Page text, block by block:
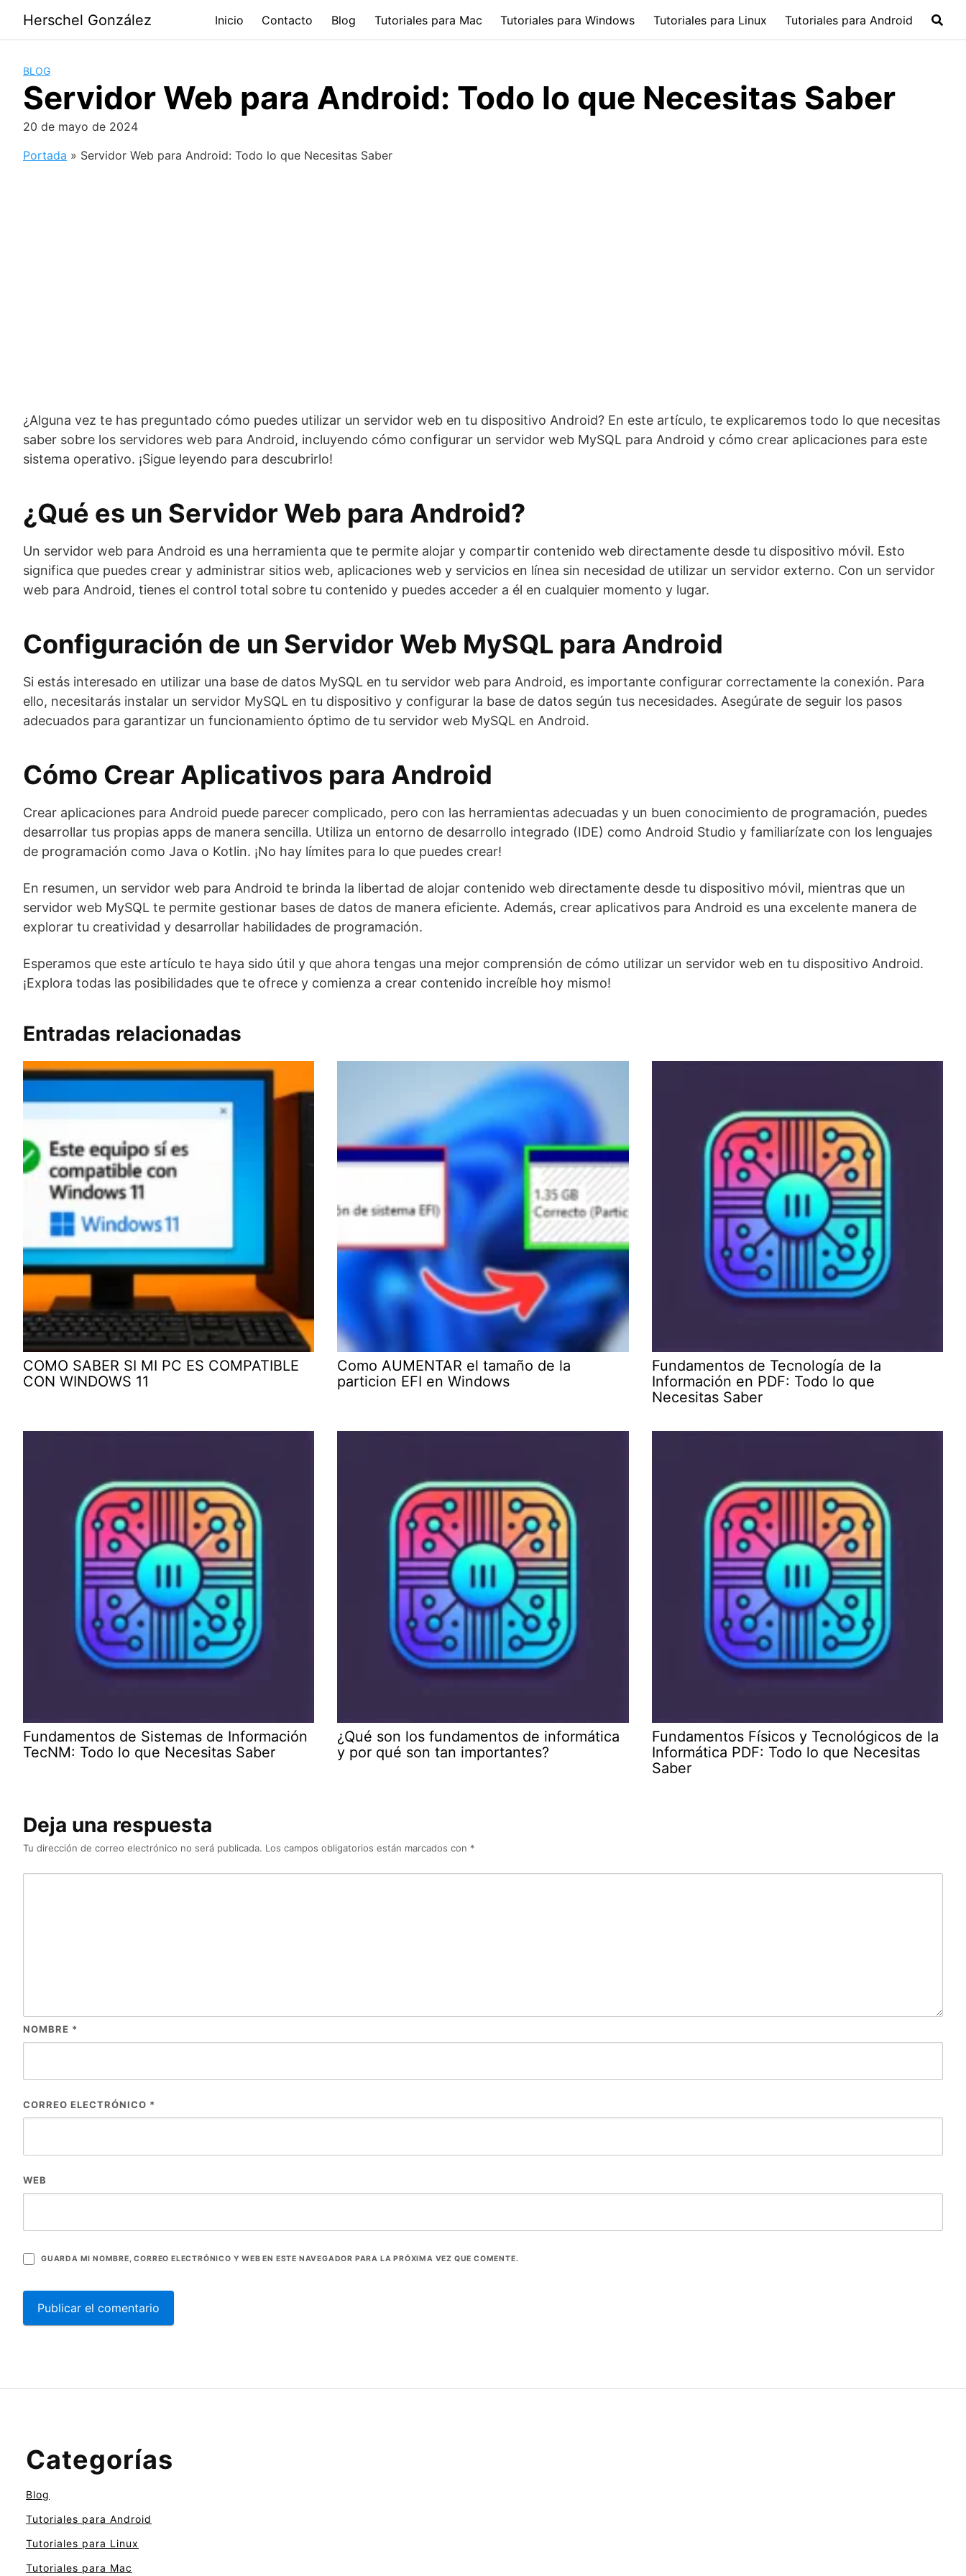
contenido
Herschel González Inicio Contacto Blog Tutoriales para Mac Tutoriales para Windows Tutoriales para Linux Tutoriales para Android
BLOG
Servidor Web para Android: Todo lo que Necesitas Saber
20 de mayo de 2024
Portada » Servidor Web para Android: Todo lo que Necesitas Saber
¿Alguna vez te has preguntado cómo puedes utilizar un servidor web en tu dispositivo Android? En este artículo, te explicaremos todo lo que necesitas
saber sobre los servidores web para Android, incluyendo cómo configurar un servidor web MySQL para Android y cómo crear aplicaciones para este
sistema operativo. ¡Sigue leyendo para descubrirlo!
¿Qué es un Servidor Web para Android?
Un servidor web para Android es una herramienta que te permite alojar y compartir contenido web directamente desde tu dispositivo móvil. Esto
significa que puedes crear y administrar sitios web, aplicaciones web y servicios en línea sin necesidad de utilizar un servidor externo. Con un servidor
web para Android, tienes el control total sobre tu contenido y puedes acceder a él en cualquier momento y lugar.
Configuración de un Servidor Web MySQL para Android
Si estás interesado en utilizar una base de datos MySQL en tu servidor web para Android, es importante configurar correctamente la conexión. Para
ello, necesitarás instalar un servidor MySQL en tu dispositivo y configurar la base de datos según tus necesidades. Asegúrate de seguir los pasos
adecuados para garantizar un funcionamiento óptimo de tu servidor web MySQL en Android.
Cómo Crear Aplicativos para Android
Crear aplicaciones para Android puede parecer complicado, pero con las herramientas adecuadas y un buen conocimiento de programación, puedes
desarrollar tus propias apps de manera sencilla. Utiliza un entorno de desarrollo integrado (IDE) como Android Studio y familiarízate con los lenguajes
de programación como Java o Kotlin. ¡No hay límites para lo que puedes crear!
En resumen, un servidor web para Android te brinda la libertad de alojar contenido web directamente desde tu dispositivo móvil, mientras que un
servidor web MySQL te permite gestionar bases de datos de manera eficiente. Además, crear aplicativos para Android es una excelente manera de
explorar tu creatividad y desarrollar habilidades de programación.
Esperamos que este artículo te haya sido útil y que ahora tengas una mejor comprensión de cómo utilizar un servidor web en tu dispositivo Android.
¡Explora todas las posibilidades que te ofrece y comienza a crear contenido increíble hoy mismo!
Entradas relacionadas
COMO SABER SI MI PC ES COMPATIBLE
CON WINDOWS 11
Como AUMENTAR el tamaño de la
particion EFI en Windows
Fundamentos de Tecnología de la
Información en PDF: Todo lo que
Necesitas Saber
Fundamentos de Sistemas de Información
TecNM: Todo lo que Necesitas Saber
¿Qué son los fundamentos de informática
y por qué son tan importantes?
Fundamentos Físicos y Tecnológicos de la
Informática PDF: Todo lo que Necesitas
Saber
Deja una respuesta
Tu dirección de correo electrónico no será publicada. Los campos obligatorios están marcados con *
NOMBRE *
CORREO ELECTRÓNICO *
WEB
GUARDA MI NOMBRE, CORREO ELECTRÓNICO Y WEB EN ESTE NAVEGADOR PARA LA PRÓXIMA VEZ QUE COMENTE.
Categorías
Blog
Tutoriales para Android
Tutoriales para Linux
Tutoriales para Mac